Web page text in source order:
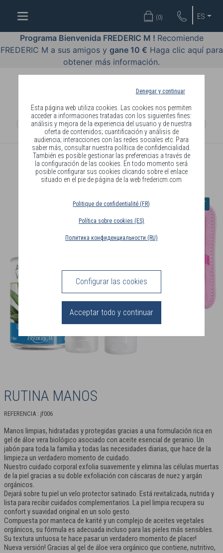
Denegar y continuar
Esta página web utiliza cookies. Las cookies nos permiten
acceder a informaciones tratadas con los siguientes fines:
análisis y mejora de la experiencia del usuario y de nuestra
oferta de contenidos; cuantificación y análisis de
audiencia; interacciones con las redes sociales etc. Para
saber más, consultar nuestra política de confidencialidad.
También es posible gestionar las preferencias a través de
la configuración de las cookies. En todo momento será
posible configurar sus cookies clicando sobre el enlace
situado en el pie de página de la web fredericm.com
Politique de confidentialité (FR)
Política sobre cookies (ES)
Политика конфиденциальности (RU)
Configurar las cookies
Acceptar todo y continuar
ES
(0)
Programa Bienvenida FREDERIC M ! Recomiende
FREDERIC M a sus amigos y gane 10 € Haga clic aquí para
obtener más información.
BIENESTAR
BY
BODY
LANGUAGE
JOYERÍA
REBAJAS
INSCRIPCIÓN
CONEXIÓN
RUTINA MANOS
REFERENCIA : jf006
Manos limpias, hidratadas y protegidas gracias a una formulación rica en
gel de áloe vera biológico asociado con aceite esencial de geranio. Un
jabón para toda la familia y todas las necesidades diarias, que hace de la
limpieza un verdadero momento de cuidado.
Nuestro cuidado corporal exfolia suavemente y elimina las células muertas
de la piel gracias a su doble exfoliación con cáscaras de nuez y argán
orgánicos.
Dejará sobre tu piel un velo protector satinado. Está revitalizada, nutrida y
lista para recibir cuidados complementarios. La piel limpia recupera su
confort y suavidad original en un solo gesto.
Compuesta por manteca de karité y un complejo de aceites vegetales
orgánicos, su fórmula es adecuada incluso para las pieles más sensibles.
Su textura untuosa te hace pasar un verdadero momento de placer!
Nueva versión! Gracias al gel de áloe vera orgánico que contiene, nutritivo,